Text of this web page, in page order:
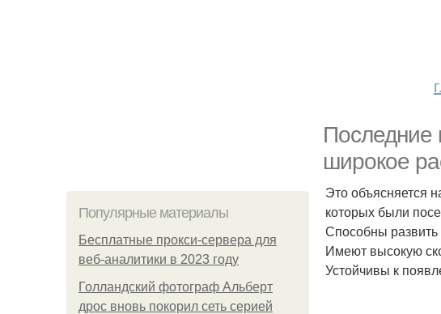
Последние
широкое
Популярные материалы
Бесплатные прокси-сервера для
веб-аналитики в 2023 году
Голландский фотограф Альберт
дрос вновь покорил сеть серией
Это объясняется
которых были
Способны
Имеют высокую
Устойчивы к